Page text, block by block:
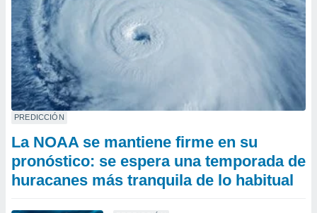
PREDICCIÓN
La NOAA se mantiene firme en su
pronóstico: se espera una temporada de
huracanes más tranquila de lo habitual